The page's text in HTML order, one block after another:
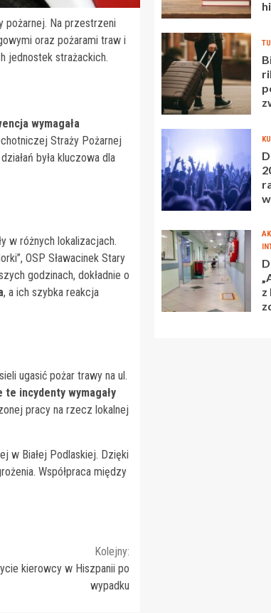
pożarnej. Na przestrzeni
oraz pożarami traw i
jednostek strażackich.
wymagała
Straży Pożarnej
była kluczowa dla
w różnych lokalizacjach.
OSP Sławacinek Stary
godzinach, dokładnie o
, a ich szybka reakcja
ugasić pożar trawy na ul.
te incydenty wymagały
pracy na rzecz lokalnej
w Białej Podlaskiej. Dzięki
Współpraca między
Kolejny:
kierowcy w Hiszpanii po
wypadku
z